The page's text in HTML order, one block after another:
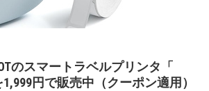
のスマートラベルプリンタ「
1,999円で販売中（クーポン適用）